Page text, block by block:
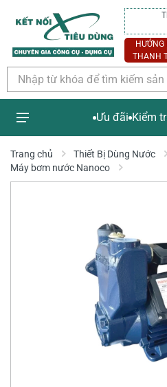
HƯỚNG
THANH
Ưu đãi Kiểm
Trang chủ Thiết Bị Dùng Nước
Máy bơm nước Nanoco